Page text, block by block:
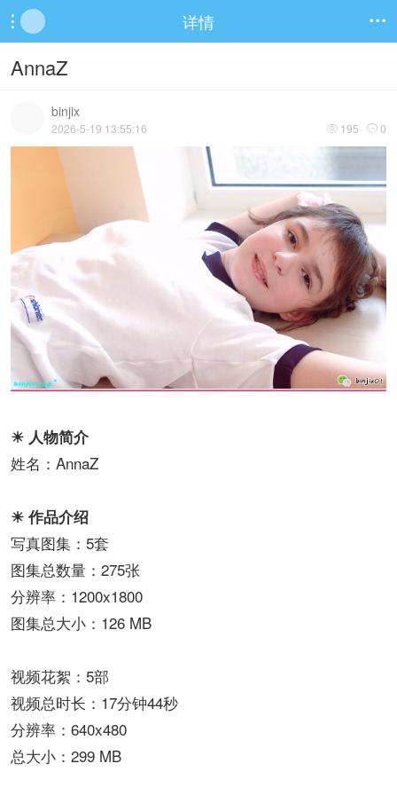
 详情 
AnnaZ
binjix
 195  0
2026-5-19 13:55:16
☀ 人物简介
姓名：AnnaZ
☀ 作品介绍
写真图集：5套
图集总数量：275张
分辨率：1200x1800
图集总大小：126 MB
视频花絮：5部
视频总时长：17分钟44秒
分辨率：640x480
总大小：299 MB